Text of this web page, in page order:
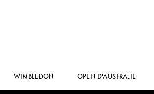
WIMBLEDON OPEN D'AUSTRALIE